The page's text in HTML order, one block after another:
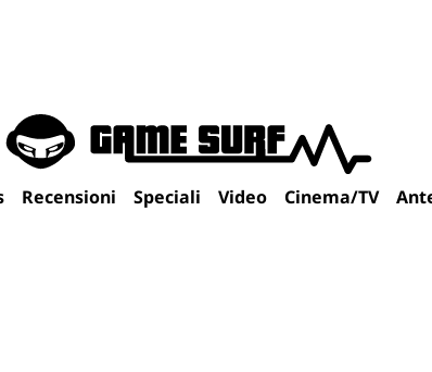
Recensioni Speciali Video Cinema/TV